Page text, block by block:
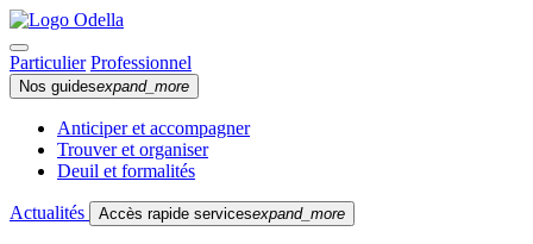
Particulier Professionnel
Nos guidesexpand_more
Anticiper et accompagner
Trouver et organiser
Deuil et formalités
Actualités Accès rapide servicesexpand_more